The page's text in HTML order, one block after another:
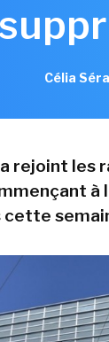
Célia
rejoint les
à
cette